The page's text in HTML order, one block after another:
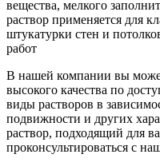
вещества, мелкого
раствор применяется для
штукатурки стен и
работ
В нашей компании вы
высокого качества по
виды растворов в
подвижности и других
раствор, подходящий для
проконсультироваться с